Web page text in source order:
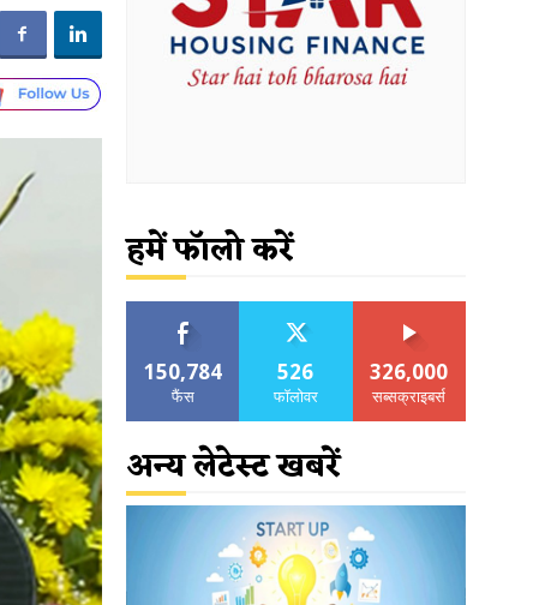
हमें फॉलो करें
150,784
फैंस
526
फॉलोवर
326,000
सब्सक्राइबर्स
अन्य लेटेस्ट खबरें